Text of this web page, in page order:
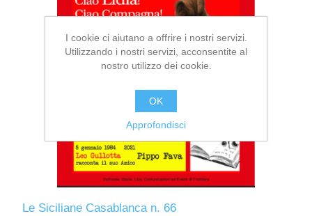
Le Siciliane Casablanca n. 66
I cookie ci aiutano a offrire i nostri servizi.
Utilizzando i nostri servizi, acconsentite al
nostro utilizzo dei cookie.
OK
Approfondisci